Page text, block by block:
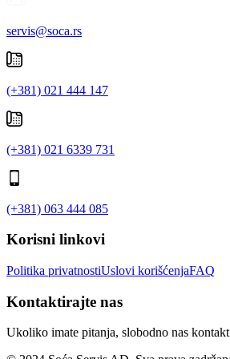
servis@soca.rs
(+381) 021 444 147
(+381) 021 6339 731
(+381) 063 444 085
Korisni linkovi
Politika privatnostiUslovi korišćenjaFAQ
Kontaktirajte nas
Ukoliko imate pitanja, slobodno nas